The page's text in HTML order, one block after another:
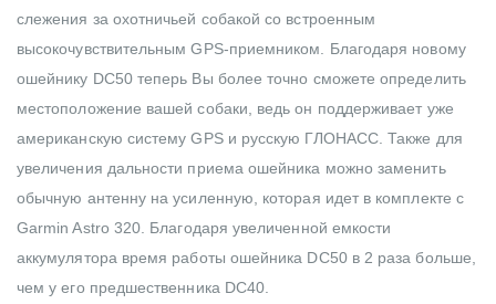
слежения за охотничьей собакой со встроенным
высокочувствительным GPS-приемником. Благодаря новому
ошейнику DC50 теперь Вы более точно сможете определить
местоположение вашей собаки, ведь он поддерживает уже
американскую систему GPS и русскую ГЛОНАСС. Также для
увеличения дальности приема ошейника можно заменить
обычную антенну на усиленную, которая идет в комплекте с
Garmin Astro 320. Благодаря увеличенной емкости
аккумулятора время работы ошейника DC50 в 2 раза больше,
чем у его предшественника DC40.